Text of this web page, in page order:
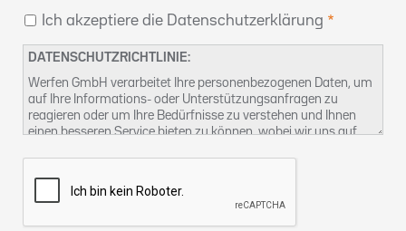
Ich akzeptiere die Datenschutzerklärung
DATENSCHUTZRICHTLINIE:
Werfen GmbH verarbeitet Ihre personenbezogenen Daten, um
auf Ihre Informations- oder Unterstützungsanfragen zu
reagieren oder um Ihre Bedürfnisse zu verstehen und Ihnen
einen besseren Service bieten zu können, wobei wir uns auf
ausüben können, finden Sie in unserer
Sie können uns auch unterkontact-dsb@althammer-kill.de